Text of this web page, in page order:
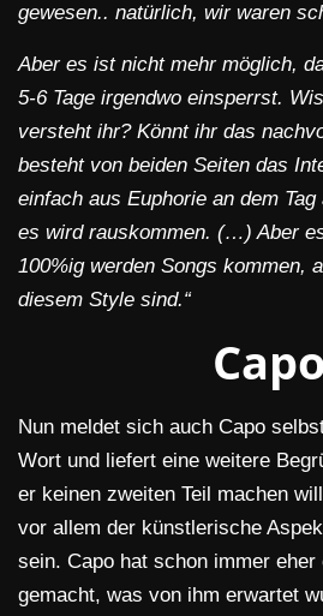
gewesen.. natürlich, wir waren
Aber es ist nicht mehr möglich,
5-6 Tage irgendwo einsperrst.
versteht ihr? Könnt ihr das
besteht von beiden Seiten das
einfach aus Euphorie an dem
es wird rauskommen. (…) Aber
100%ig werden Songs kommen,
diesem Style sind.“
Capo
Nun meldet sich auch Capo
Wort und liefert eine weitere
er keinen zweiten Teil machen
vor allem der künstlerische
sein. Capo hat schon immer
gemacht, was von ihm erwartet